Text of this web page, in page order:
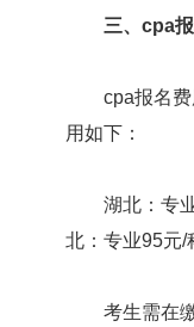
三、cpa
cpa报名费用
用如下：
湖北：专业
北：专业95元/
考生需在缴